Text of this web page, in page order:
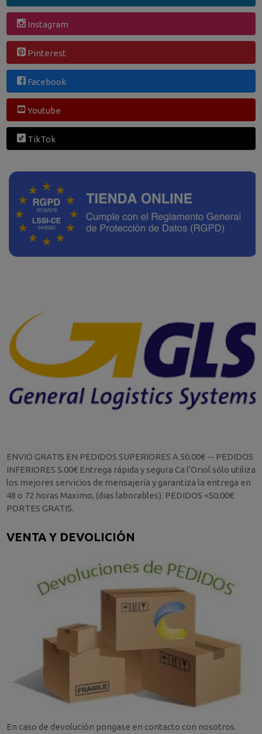
Instagram
Pinterest
Facebook
Youtube
TikTok
ENVIO GRATIS EN PEDIDOS SUPERIORES A 50.00€ -- PEDIDOS
INFERIORES 5.00€ Entrega rápida y segura Ca l'Oriol sólo utiliza
los mejores servicios de mensajería y garantiza la entrega en
48 o 72 horas Maximo, (dias laborables). PEDIDOS <50.00€
PORTES GRATIS.
VENTA Y DEVOLICIÓN
En caso de devolución pongase en contacto con nosotros.